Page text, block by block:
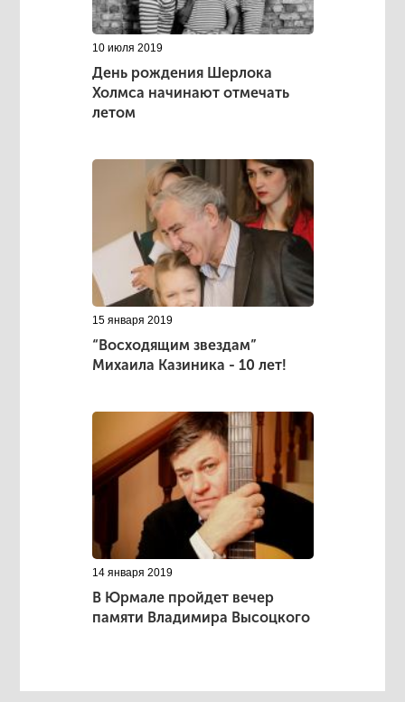
10 июля 2019
День рождения Шерлока
Холмса начинают отмечать
летом
15 января 2019
“Восходящим звездам”
Михаила Казиника - 10 лет!
14 января 2019
В Юрмале пройдет вечер
памяти Владимира Высоцкого